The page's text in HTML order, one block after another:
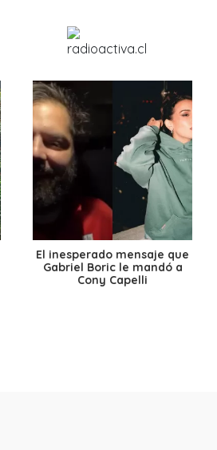
El inesperado mensaje que
Gabriel Boric le mandó a
Cony Capelli